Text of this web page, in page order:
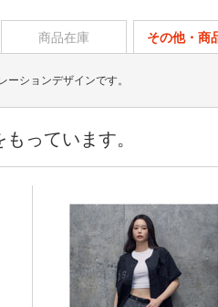
商品在庫 その他・商
ションデザインです。
っています。